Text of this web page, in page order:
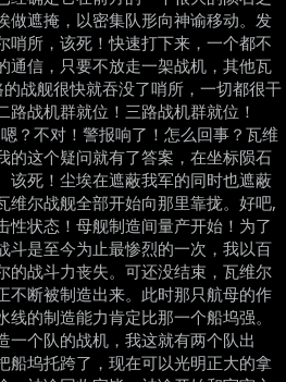
做遮掩，以密集队形向神谕移动。发
哨所，该死！快速打下来，一个都不
通信，只要不放走一架战机，其他瓦
战舰很快就吞没了哨所，一切都很干
战机群就位！三路战机群就位！
？不对！警报响了！怎么回事？瓦维
的这个疑问就有了答案，在坐标陨石
该死！尘埃在遮蔽我军的同时也遮蔽
维尔战舰全部开始向那里靠拢。好吧,
性状态！母舰制造间量产开始！为了
斗是至今为止最惨烈的一次，我以百
的战斗力丧失。可还没结束，瓦维尔
不断被制造出来。此时那只航母的作
的制造能力肯定比那一个船坞强。
一个队的战机，我这就有两个队出
船坞托跨了，现在可以光明正大的拿